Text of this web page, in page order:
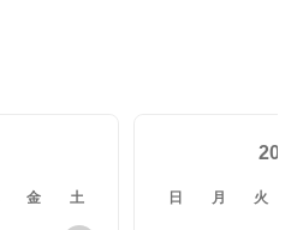
金 土 日 月 火